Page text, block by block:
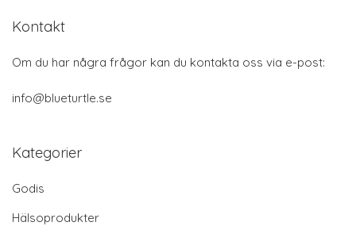
Kontakt
Om du har några frågor kan du kontakta oss via e-post:
info@blueturtle.se
Kategorier
Godis
Hälsoprodukter